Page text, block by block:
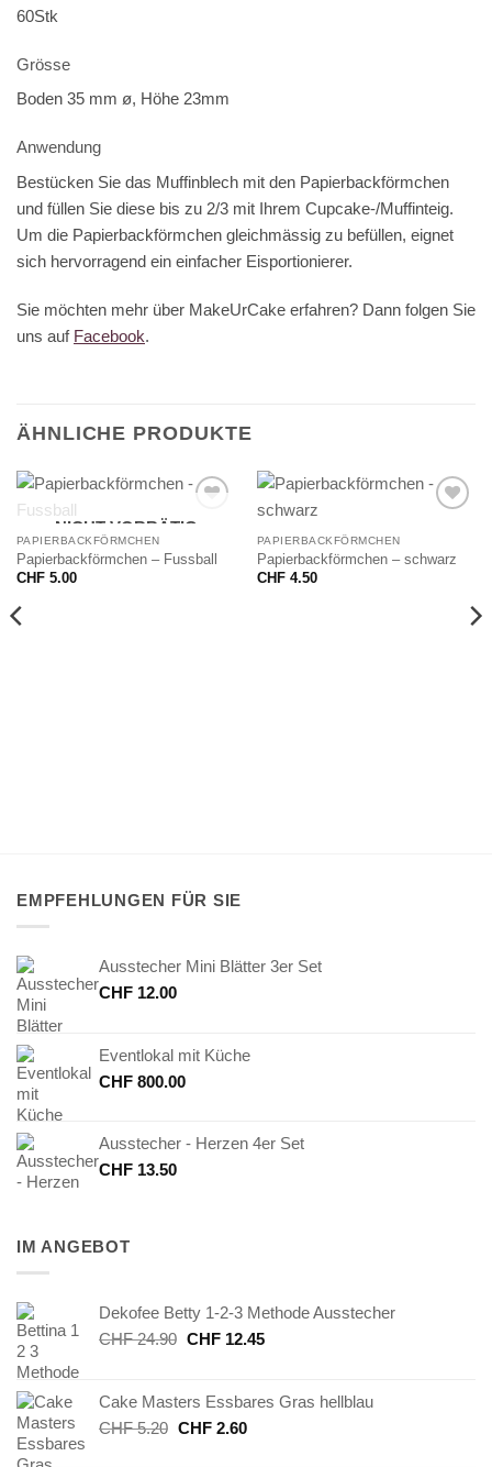
60Stk
Grösse
Boden 35 mm ø, Höhe 23mm
Anwendung
Bestücken Sie das Muffinblech mit den Papierbackförmchen
und füllen Sie diese bis zu 2/3 mit Ihrem Cupcake-/Muffinteig.
Um die Papierbackförmchen gleichmässig zu befüllen, eignet
sich hervorragend ein einfacher Eisportionierer.
Sie möchten mehr über MakeUrCake erfahren? Dann folgen Sie
uns auf Facebook.
ÄHNLICHE PRODUKTE
NICHT VORRÄTIG
PAPIERBACKFÖRMCHEN
Papierbackförmchen – Fussball
CHF5.00
PAPIERBACKFÖRMCHEN
Papierbackförmchen – schwarz
CHF4.50
EMPFEHLUNGEN FÜR SIE
Ausstecher Mini Blätter 3er Set
CHF 12.00
Eventlokal mit Küche
CHF 800.00
Ausstecher - Herzen 4er Set
CHF 13.50
IM ANGEBOT
Dekofee Betty 1-2-3 Methode Ausstecher
CHF24.90 Ursprünglicher
CHF 24.90
CHF12.45Aktueller
CHF 12.45.
Cake Masters Essbares Gras hellblau
CHF5.20 Ursprünglicher
CHF2.60Aktueller